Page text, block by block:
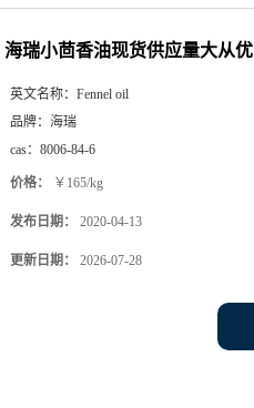
海瑞小茴香油现货供应量大从优
英文名称： Fennel oil
品牌： 海瑞
cas： 8006-84-6
价格： ￥165/kg
发布日期： 2020-04-13
更新日期： 2026-07-28